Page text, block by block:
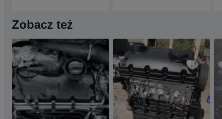
Zobacz też